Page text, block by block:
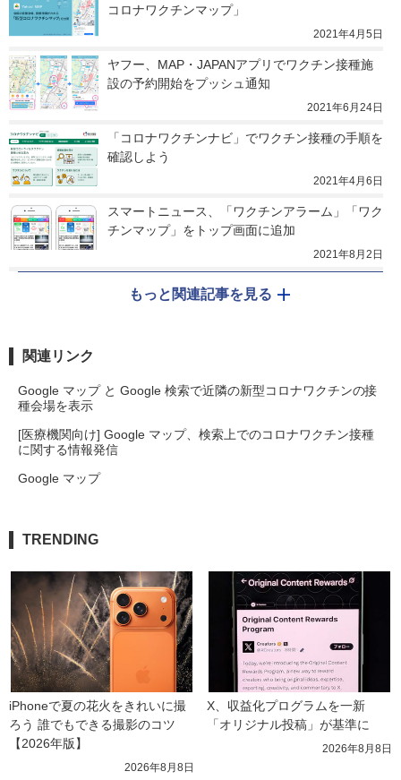
コロナワクチンマップ」
2021年4月5日
ヤフー、MAP・JAPANアプリでワクチン接種施
設の予約開始をプッシュ通知
2021年6月24日
「コロナワクチンナビ」でワクチン接種の手順を
確認しよう
2021年4月6日
スマートニュース、「ワクチンアラーム」「ワク
チンマップ」をトップ画面に追加
2021年8月2日
もっと関連記事を見る
関連リンク
Google マップ と Google 検索で近隣の新型コロナワクチンの接
種会場を表示
[医療機関向け] Google マップ、検索上でのコロナワクチン接種
に関する情報発信
Google マップ
TRENDING
iPhoneで夏の花火をきれいに撮
ろう 誰でもできる撮影のコツ
【2026年版】
2026年8月8日
X、収益化プログラムを一新
「オリジナル投稿」が基準に
2026年8月8日